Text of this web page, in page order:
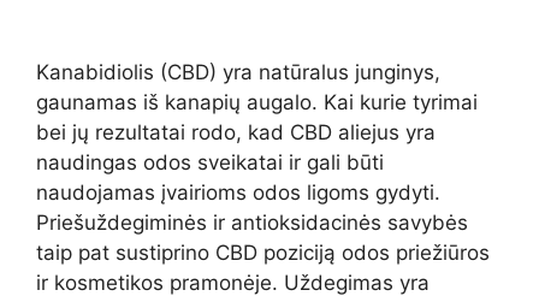
Kanabidiolis (CBD) yra natūralus junginys,
gaunamas iš kanapių augalo. Kai kurie tyrimai
bei jų rezultatai rodo, kad CBD aliejus yra
naudingas odos sveikatai ir gali būti
naudojamas įvairioms odos ligoms gydyti.
Priešuždegiminės ir antioksidacinės savybės
taip pat sustiprino CBD poziciją odos priežiūros
ir kosmetikos pramonėje. Uždegimas yra